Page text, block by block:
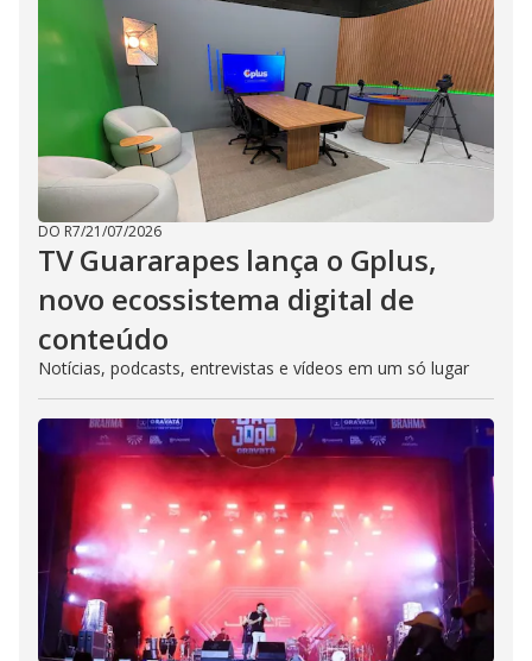
DO R7/21/07/2026
TV Guararapes lança o Gplus,
novo ecossistema digital de
conteúdo
Notícias, podcasts, entrevistas e vídeos em um só lugar